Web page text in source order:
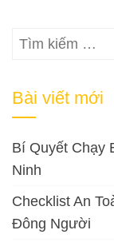
bài
Tìm
Bài viết mới
Bí Quyết Chạy
Ninh
Checklist An
Đông Người